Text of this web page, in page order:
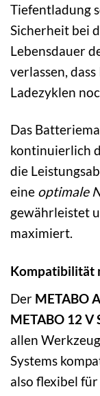
Tiefentladung
Sicherheit bei
Lebensdauer
verlassen,
Ladezyklen
Das
kontinuierlich
die
eine optimale
gewährleistet
maximiert.
Kompatibilität
Der METABO
METABO 12 V
allen
Systems
also flexibel